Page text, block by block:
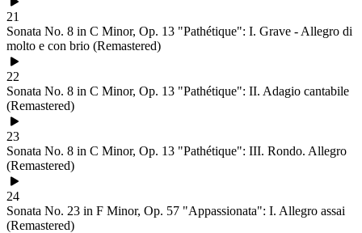
21
Sonata No. 8 in C Minor, Op. 13 "Pathétique": I. Grave - Allegro di
molto e con brio (Remastered)
22
Sonata No. 8 in C Minor, Op. 13 "Pathétique": II. Adagio cantabile
(Remastered)
23
Sonata No. 8 in C Minor, Op. 13 "Pathétique": III. Rondo. Allegro
(Remastered)
24
Sonata No. 23 in F Minor, Op. 57 "Appassionata": I. Allegro assai
(Remastered)